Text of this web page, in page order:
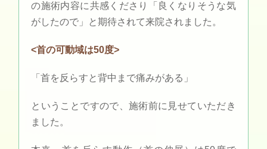
の施術内容に共感くださり「良くなりそうな気
がしたので」と期待されて来院されました。
<首の可動域は50度>
「首を反らすと背中まで痛みがある」
ということですので、施術前に見せていただき
ました。